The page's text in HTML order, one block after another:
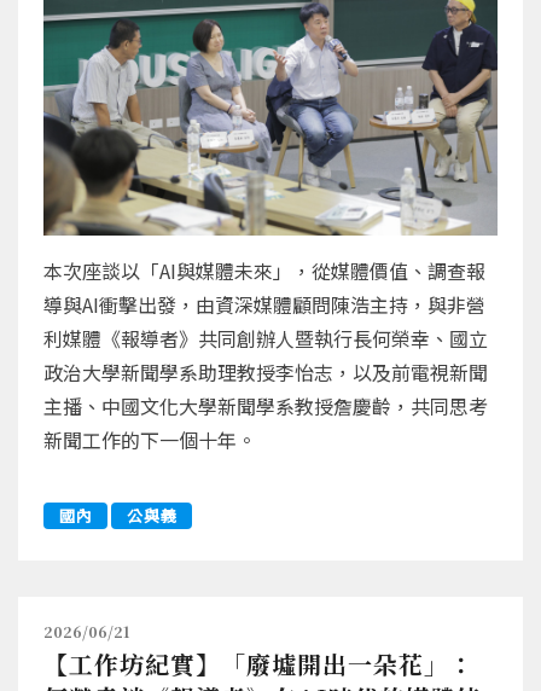
本次座談以「AI與媒體未來」，從媒體價值、調查報
導與AI衝擊出發，由資深媒體顧問陳浩主持，與非營
利媒體《報導者》共同創辦人暨執行長何榮幸、國立
政治大學新聞學系助理教授李怡志，以及前電視新聞
主播、中國文化大學新聞學系教授詹慶齡，共同思考
新聞工作的下一個十年。
國內 公與義
2026/06/21
【工作坊紀實】「廢墟開出一朵花」：